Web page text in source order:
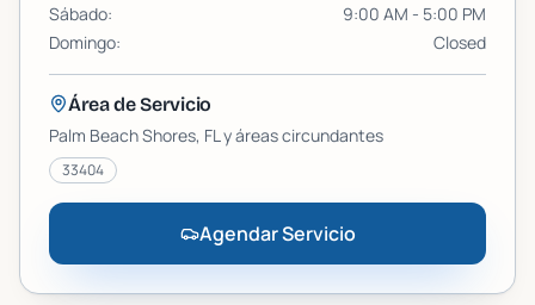
Sábado:
9:00 AM - 5:00 PM
Domingo: Closed
Área de Servicio
Palm Beach Shores, FL y áreas circundantes
33404
Agendar Servicio